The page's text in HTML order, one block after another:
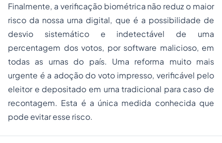
Finalmente, a verificação biométrica não reduz o maior
risco da nossa urna digital, que é a possibilidade de
desvio sistemático e indetectável de uma
percentagem dos votos, por software malicioso, em
todas as urnas do país. Uma reforma muito mais
urgente é a adoção do voto impresso, verificável pelo
eleitor e depositado em urna tradicional para caso de
recontagem. Esta é a única medida conhecida que
pode evitar esse risco.